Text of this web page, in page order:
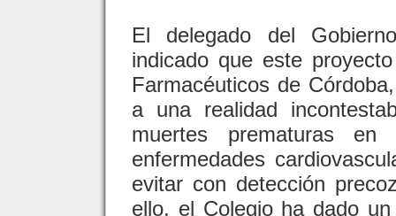
El delegado del
indicado que este
Farmacéuticos de
a una realidad
muertes prematuras
enfermedades
evitar con detección
ello, el Colegio ha dado